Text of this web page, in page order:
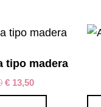
tipo madera
€ 13,50